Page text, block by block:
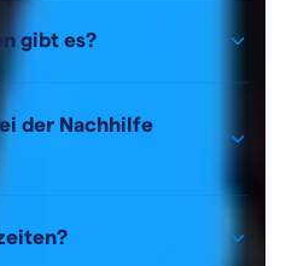
gibt es?
der Nachhilfe